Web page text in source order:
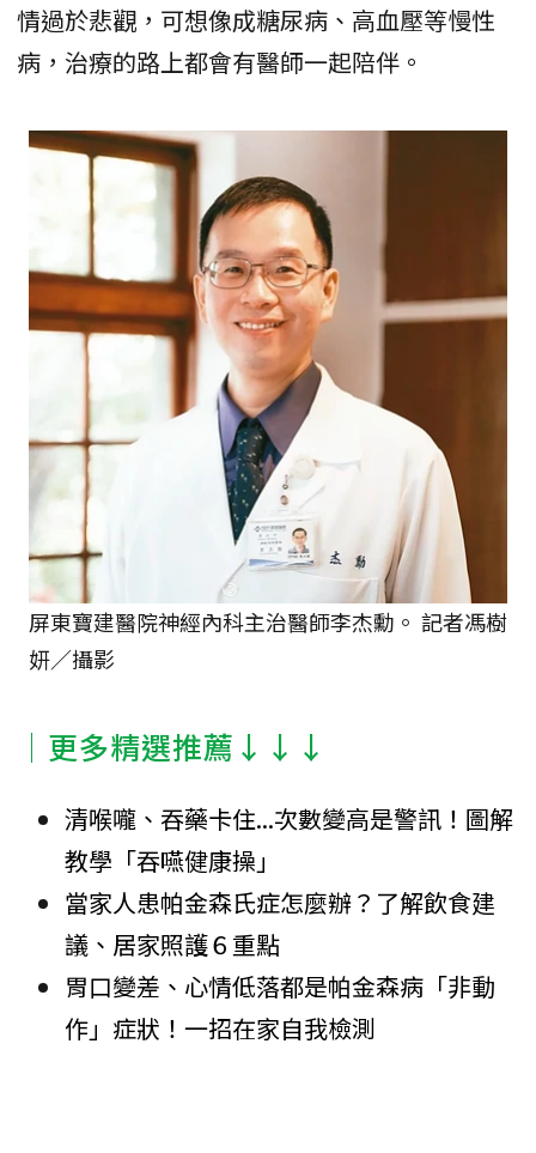
情過於悲觀，可想像成糖尿病、高血壓等慢性
病，治療的路上都會有醫師一起陪伴。
屏東寶建醫院神經內科主治醫師李杰勳。 記者馮樹
妍／攝影
│更多精選推薦↓↓↓
清喉嚨、吞藥卡住...次數變高是警訊！圖解
教學「吞嚥健康操」
當家人患帕金森氏症怎麼辦？了解飲食建
議、居家照護６重點
胃口變差、心情低落都是帕金森病「非動
作」症狀！一招在家自我檢測